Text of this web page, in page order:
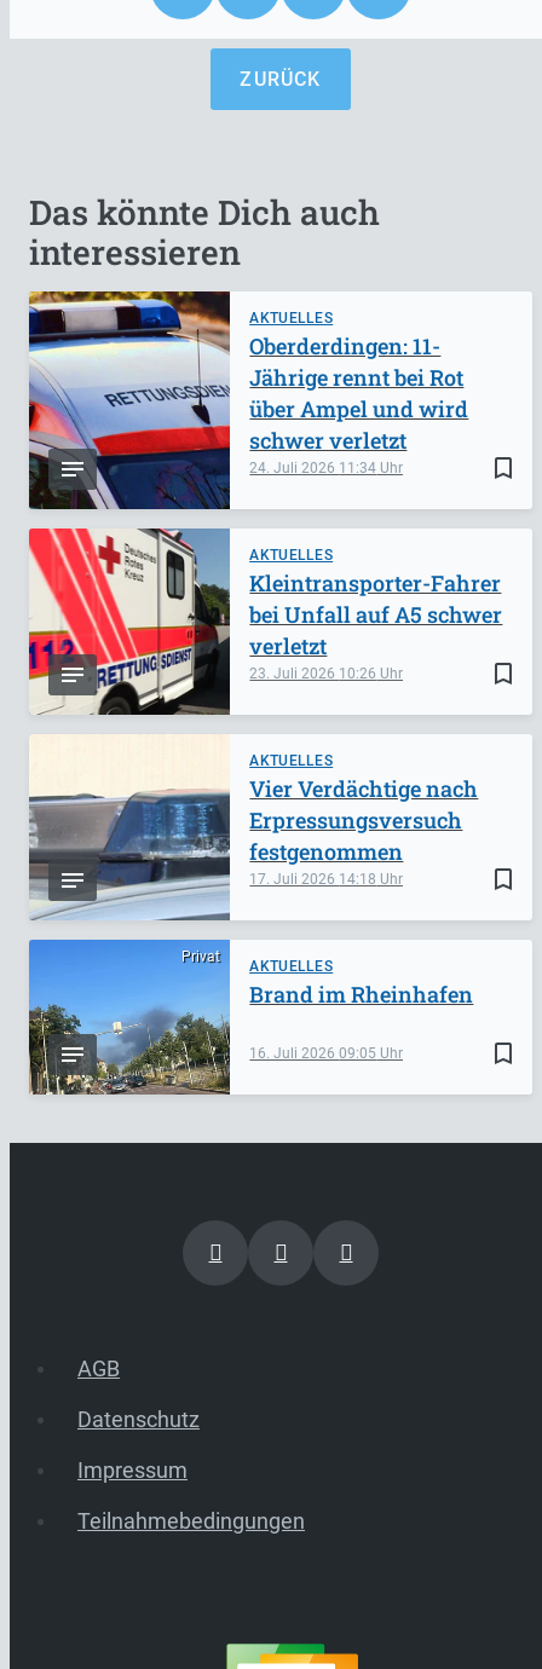
ZURÜCK
Das könnte Dich auch
interessieren
AKTUELLES
bookmark_border
24. Juli 2026 11:34
Oberderdingen: 11-
Jährige rennt bei Rot
über Ampel und wird
schwer verletzt
AKTUELLES
bookmark_border
23. Juli 2026 10:26
Kleintransporter-Fahrer
bei Unfall auf A5 schwer
verletzt
AKTUELLES
bookmark_border
17. Juli 2026 14:18
Vier Verdächtige nach
Erpressungsversuch
festgenommen
Privat
AKTUELLES
bookmark_border
16. Juli 202609:05
Brand im Rheinhafen
AGB
Datenschutz
Impressum
Teilnahmebedingungen